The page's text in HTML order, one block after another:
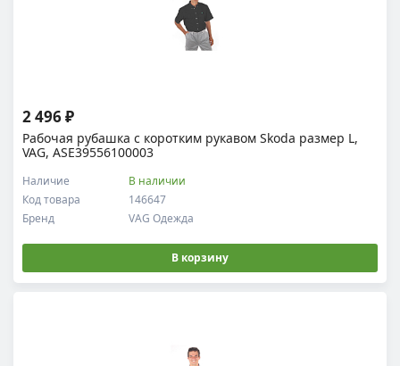
Рабочая рубашка с коротким рукавом Skoda размер L,
VAG, ASE39556100003
Код товара 146647
Наличие В наличии
Бренд VAG Одежда
2 496 ₽
В корзину